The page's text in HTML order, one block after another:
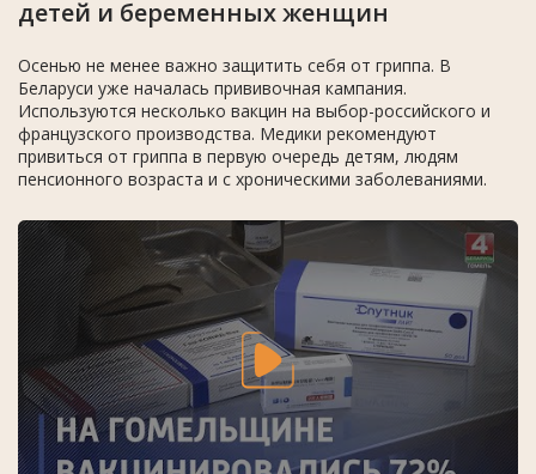
детей и беременных женщин
Осенью не менее важно защитить себя от гриппа. В
Беларуси уже началась прививочная кампания.
Используются несколько вакцин на выбор-российского и
французского производства. Медики рекомендуют
привиться от гриппа в первую очередь детям, людям
пенсионного возраста и с хроническими заболеваниями.